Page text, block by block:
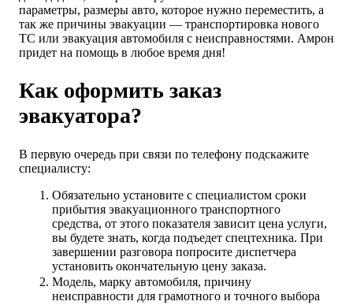
параметры, размеры авто, которое нужно переместить, а
так же причины эвакуации — транспортировка нового
ТС или эвакуация автомобиля с неисправностями. Амрон
придет на помощь в любое время дня!
Как оформить заказ
эвакуатора?
В первую очередь при связи по телефону подскажите
специалисту:
Обязательно установите с специалистом сроки
прибытия эвакуационного транспортного
средства, от этого показателя зависит цена услуги,
вы будете знать, когда подъедет спецтехника. При
завершении разговора попросите диспетчера
установить окончательную цену заказа.
Модель, марку автомобиля, причину
неисправности для грамотного и точного выбора